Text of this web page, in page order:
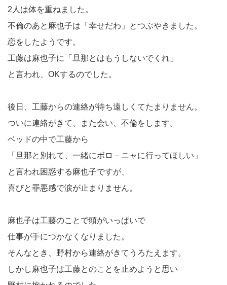
2人は体を重ねました。
不倫のあと麻也子は「幸せだわ」とつぶやきました。
恋をしたようです。
工藤は麻也子に「旦那とはもうしないでくれ」
と言われ、OKするのでした。
後日、工藤からの連絡が待ち遠しくてたまりません。
ついに連絡がきて、また会い、不倫をします。
ベッドの中で工藤から
「旦那と別れて、一緒にボロ－ニャに行ってほしい」
と言われ困惑する麻也子ですが、
喜びと罪悪感で涙が止まりません。
麻也子は工藤のことで頭がいっぱいで
仕事が手につかなくなりました。
そんなとき、野村から連絡がきてうろたえます。
しかし麻也子は工藤とのことを止めようと思い